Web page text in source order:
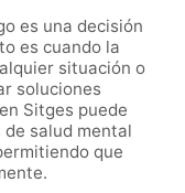
es una decisión
es cuando la
situación o
soluciones
Sitges puede
salud mental
que